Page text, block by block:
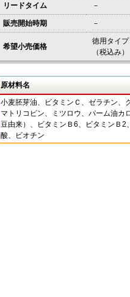
リードタイム －
販売開始時期 －
希望小売価格
徳用タイ
（税込み）
原材料名
小麦胚芽油、ビタミンＣ、ゼラチン、
マトリコピン、ミツロウ、パーム油カ
豆由来）、ビタミンＢ6、ビタミンＢ
酸、ビオチン